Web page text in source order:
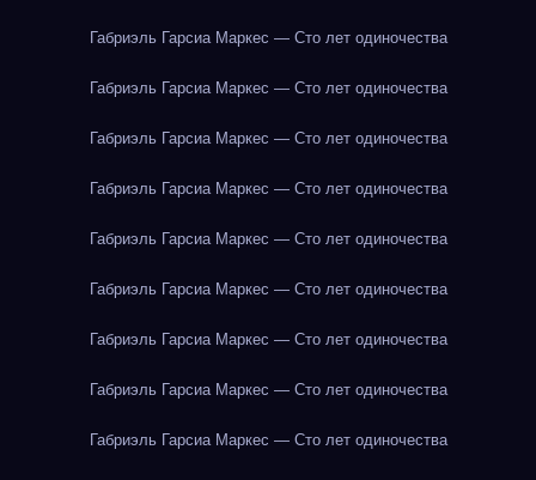
Габриэль Гарсиа Маркес — Сто лет одиночества
Габриэль Гарсиа Маркес — Сто лет одиночества
Габриэль Гарсиа Маркес — Сто лет одиночества
Габриэль Гарсиа Маркес — Сто лет одиночества
Габриэль Гарсиа Маркес — Сто лет одиночества
Габриэль Гарсиа Маркес — Сто лет одиночества
Габриэль Гарсиа Маркес — Сто лет одиночества
Габриэль Гарсиа Маркес — Сто лет одиночества
Габриэль Гарсиа Маркес — Сто лет одиночества